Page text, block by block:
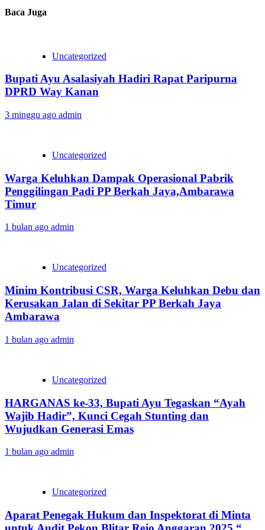
Baca Juga
Uncategorized
Bupati Ayu Asalasiyah Hadiri Rapat Paripurna
DPRD Way Kanan
3 minggu ago admin
Uncategorized
Warga Keluhkan Dampak Operasional Pabrik
Penggilingan Padi PP Berkah Jaya,‎Ambarawa
Timur
1 bulan ago admin
Uncategorized
Minim Kontribusi CSR, Warga Keluhkan Debu dan
Kerusakan Jalan di Sekitar PP Berkah Jaya
Ambarawa‎
1 bulan ago admin
Uncategorized
HARGANAS ke-33, Bupati Ayu Tegaskan “Ayah
Wajib Hadir”, Kunci Cegah Stunting dan
Wujudkan Generasi Emas
1 bulan ago admin
Uncategorized
Aparat Penegak Hukum dan Inspektorat di Minta